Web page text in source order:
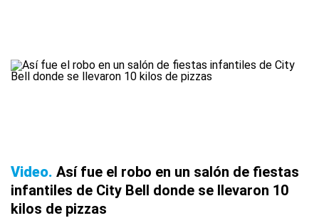
Video Así fue el robo en un salón de fiestas
infantiles de City Bell donde se llevaron 10
kilos de pizzas